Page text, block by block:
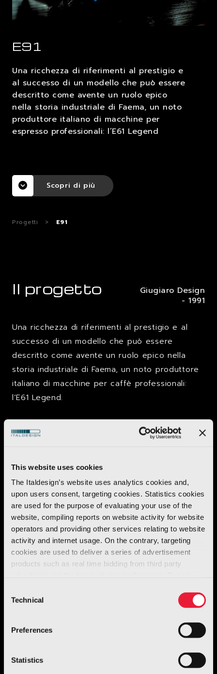
This website uses cookies
The Italdesign’s website uses analytics cookies and,
upon users consent, targeting cookies. Statistics cookies
are used for the purpose of evaluating your use of the
website, compiling reports on website activity for website
operators and providing other services relating to website
activity and internet usage. On the contrary, targeting
cookies are used to deliver a series of advertisement
products such as real time bidding from third party
Selection
Technical
Preferences
Statistics
LAVORA CON NOI
E91
Una ricchezza di riferimenti al prestigio e
al successo di un modello che può essere
descritto come avente un ruolo epico
nella storia industriale di Faema, un noto
produttore italiano di macchine per
espresso professionali: l’E61 Legend
Scopri di più
Progetti > E91
Il progetto
Giugiaro Design
- 1991
Una ricchezza di riferimenti al prestigio e al
successo di un modello che può essere
descritto come avente un ruolo epico nella
storia industriale di Faema, un noto produttore
italiano di macchine per caffè professionali:
l’E61 Legend.
Ilmodello segue gli stessi temiesteticidel
suo fortunato predecessore, l’
. Sono stati
garantiscono che ilnuovo dispositivo
pienamentein linea con leaspettativedegli
utenti.
L’E91è dotato di unsistema di controllo
elettronicoconmicroprocessoreper
garantire lamassima precisione,
affidabilitàedurabilità. È equipaggiato con
della caldaia
funzioni
e il